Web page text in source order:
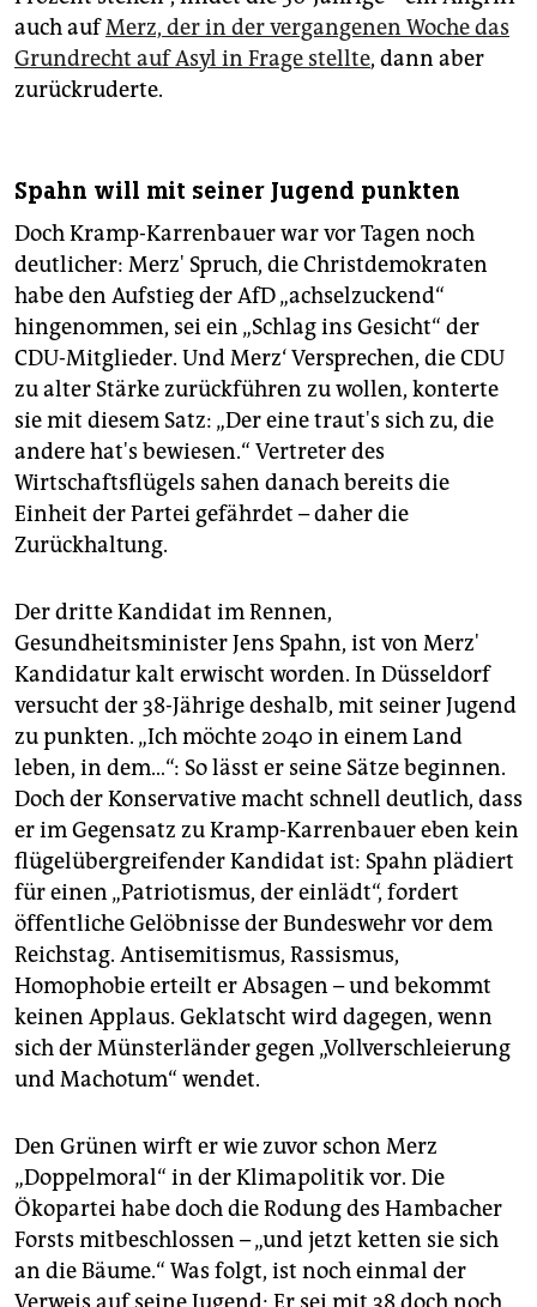
auch aufMerz, der in der vergangenen Woche das
Grundrecht auf Asyl in Frage stellte, dann aber
zurückruderte.
Spahn will mit seiner Jugend punkten
Doch Kramp-Karrenbauer war vor Tagen noch
deutlicher: Merz' Spruch, die Christdemokraten
habe den Aufstieg der AfD „achselzuckend“
hingenommen, sei ein „Schlag ins Gesicht“ der
CDU-Mitglieder. Und Merz‘ Versprechen, die CDU
zu alter Stärke zurückführen zu wollen, konterte
sie mit diesem Satz: „Der eine traut's sich zu, die
andere hat's bewiesen.“ Vertreter des
Wirtschaftsflügels sahen danach bereits die
Einheit der Partei gefährdet – daher die
Zurückhaltung.
Der dritte Kandidat im Rennen,
Gesundheitsminister Jens Spahn, ist von Merz'
Kandidatur kalt erwischt worden. In Düsseldorf
versucht der 38-Jährige deshalb, mit seiner Jugend
zu punkten. „Ich möchte 2040 in einem Land
leben, in dem…“: So lässt er seine Sätze beginnen.
Doch der Konservative macht schnell deutlich, dass
er im Gegensatz zu Kramp-Karrenbauer eben kein
flügelübergreifender Kandidat ist: Spahn plädiert
für einen „Patriotismus, der einlädt“, fordert
öffentliche Gelöbnisse der Bundeswehr vor dem
Reichstag. Antisemitismus, Rassismus,
Homophobie erteilt er Absagen – und bekommt
keinen Applaus. Geklatscht wird dagegen, wenn
sich der Münsterländer gegen „Vollverschleierung
und Machotum“ wendet.
Den Grünen wirft er wie zuvor schon Merz
„Doppelmoral“ in der Klimapolitik vor. Die
Ökopartei habe doch die Rodung des Hambacher
Forsts mitbeschlossen – „und jetzt ketten sie sich
an die Bäume.“ Was folgt, ist noch einmal der